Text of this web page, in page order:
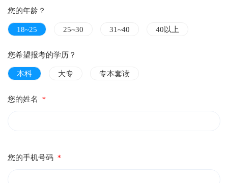
您的年龄？
18~25 25~30 31~40 40以上
您希望报考的学历？
本科 大专 专本套读
您的姓名 ＊
您的手机号码 ＊